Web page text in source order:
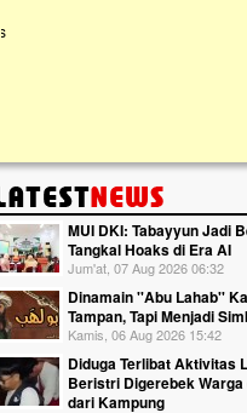
MUI DKI: Tabayyun Jadi
Tangkal Hoaks di Era AI
Jum'at, 07 Aug 2026 06:32
Dinamain ''Abu Lahab''
Tampan, Tapi Menjadi
Kamis, 06 Aug 2026 15:42
Diduga Terlibat Aktivitas
Beristri Digerebek
dari Kampung